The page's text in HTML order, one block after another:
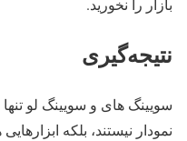
بازار را نخورید.
نتیجه‌گیری
سویینگ های و سویینگ لو
نمودار نیستند، بلکه